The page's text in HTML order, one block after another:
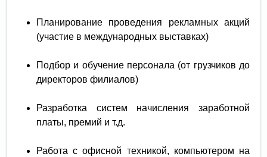
Планирование проведения рекламных акций
(участие в международных выставках)
Подбор и обучение персонала (от грузчиков до
директоров филиалов)
Разработка систем начисления заработной
платы, премий и т.д.
Работа с офисной техникой, компьютером на